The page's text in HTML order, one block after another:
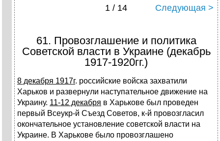
1 / 14 Следующая >
61. Провозглашение и политика
Советской власти в Украине (декабрь
1917-1920гг.)
8 декабря 1917г. российские войска захватили
Харьков и развернули наступательное движение на
Украину. 11-12 декабря в Харькове был проведен
первый Всеукр-й Съезд Советов, к-й провозгласил
окончательное установление советской власти на
Украине. В Харькове было провозглашено